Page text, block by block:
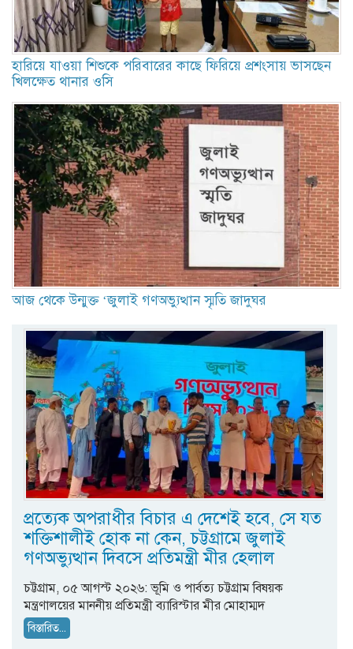
হারিয়ে যাওয়া শিশুকে পরিবারের কাছে ফিরিয়ে প্রশংসায় ভাসছেন
খিলক্ষেত থানার ওসি
আজ থেকে উন্মুক্ত ‘জুলাই গণঅভ্যুত্থান স্মৃতি জাদুঘর
প্রত্যেক অপরাধীর বিচার এ দেশেই হবে, সে যত
শক্তিশালীই হোক না কেন, চট্টগ্রামে জুলাই
গণঅভ্যুত্থান দিবসে প্রতিমন্ত্রী মীর হেলাল
চট্টগ্রাম, ০৫ আগস্ট ২০২৬: ভূমি ও পার্বত্য চট্টগ্রাম বিষয়ক
মন্ত্রণালয়ের মাননীয় প্রতিমন্ত্রী ব্যারিস্টার মীর মোহাম্মদ
বিস্তারিত...